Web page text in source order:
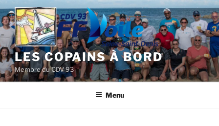
Aller
au
contenu
principal
LES COPAINS À BORD
Membre du CDV 93
Menu